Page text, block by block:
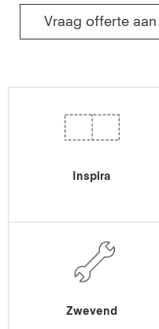
Vraag offerte aan
Inspira
Zwevend